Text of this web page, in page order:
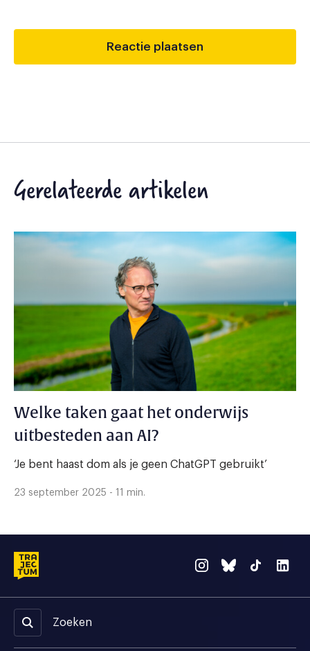
Gerelateerde artikelen
Welke taken gaat het onderwijs
uitbesteden aan AI?
‘Je bent haast dom als je geen ChatGPT gebruikt’
23 september 2025 - 11 min.
Zoeken